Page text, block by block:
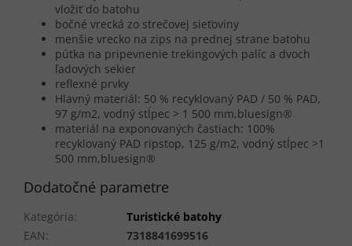
vložiť do batohu
bočné vrecká zo strečovej sieťoviny
menšie vrecko na zips na prednej strane batohu
pútka na pripevnenie trekingových palíc a dvoch
ľadových sekier
reflexné prvky
Hlavný materiál: 50 % recyklovaný PAD / 50 % PAD,
97 g/m2, vodný stĺpec > 1 500 mm,bluesign®
materiál na exponovaných častiach: 100%
recyklovaný PAD ripstop, 125 g/m2, vodný stĺpec >1
500 mm,bluesign®
Dodatočné parametre
Kategória:
Turistické batohy
EAN:
7318841699516